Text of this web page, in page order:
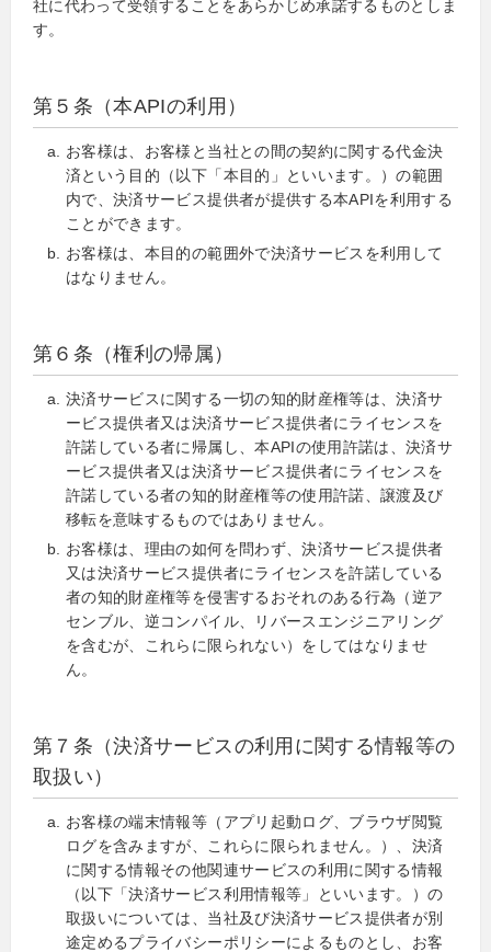
社に代わって受領することをあらかじめ承諾するものとしま
す。
第５条（本APIの利用）
お客様は、お客様と当社との間の契約に関する代金決
済という目的（以下「本目的」といいます。）の範囲
内で、決済サービス提供者が提供する本APIを利用する
ことができます。
お客様は、本目的の範囲外で決済サービスを利用して
はなりません。
第６条（権利の帰属）
決済サービスに関する一切の知的財産権等は、決済サ
ービス提供者又は決済サービス提供者にライセンスを
許諾している者に帰属し、本APIの使用許諾は、決済サ
ービス提供者又は決済サービス提供者にライセンスを
許諾している者の知的財産権等の使用許諾、譲渡及び
移転を意味するものではありません。
お客様は、理由の如何を問わず、決済サービス提供者
又は決済サービス提供者にライセンスを許諾している
者の知的財産権等を侵害するおそれのある行為（逆ア
センブル、逆コンパイル、リバースエンジニアリング
を含むが、これらに限られない）をしてはなりませ
ん。
第７条（決済サービスの利用に関する情報等の
取扱い）
お客様の端末情報等（アプリ起動ログ、ブラウザ閲覧
ログを含みますが、これらに限られません。）、決済
に関する情報その他関連サービスの利用に関する情報
（以下「決済サービス利用情報等」といいます。）の
取扱いについては、当社及び決済サービス提供者が別
途定めるプライバシーポリシーによるものとし、お客